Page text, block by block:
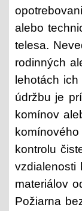
alebo
telesa.
rodinných
lehotách
údržbu je
komínov
kontrolu
vzdialenosti
materiálov
Požiarna